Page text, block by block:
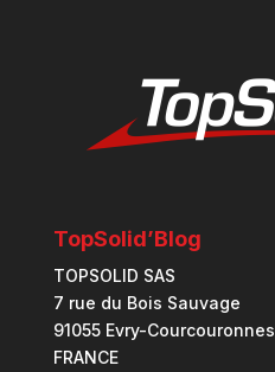
TopSolid’Blog
TOPSOLID SAS
7 rue du Bois Sauvage
91055 Evry-Courcouronnes
FRANCE